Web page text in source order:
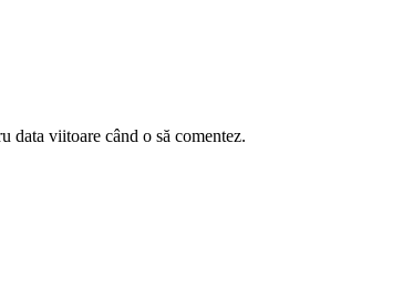
data viitoare când o să comentez.